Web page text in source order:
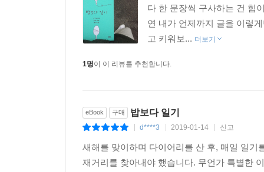
다 한 문장씩 구사하는 건 힘
연 내가 언제까지 글을 이렇
고 키워보... 더보기
1명이 이 리뷰를 추천합니다.
eBook 구매 밥보다 일기
d****3 2019-01-14 신고
새해를 맞이하며 다이어리를 산 후, 매일 일기
재거리를 찾아내야 했습니다. 무언가 특별한